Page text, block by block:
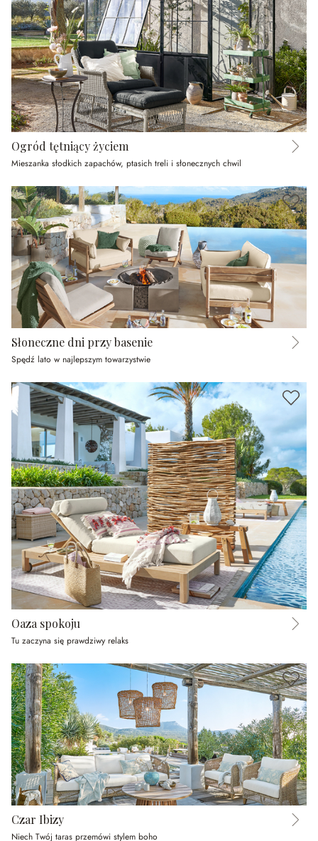
Ogród tętniący życiem
Mieszanka słodkich zapachów, ptasich treli i słonecznych chwil
Słoneczne dni przy basenie
Spędź lato w najlepszym towarzystwie
Oaza spokoju
Tu zaczyna się prawdziwy relaks
Czar Ibizy
Niech Twój taras przemówi stylem boho